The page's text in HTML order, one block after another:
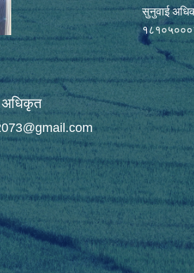
अधिकृत
सुनुवाई